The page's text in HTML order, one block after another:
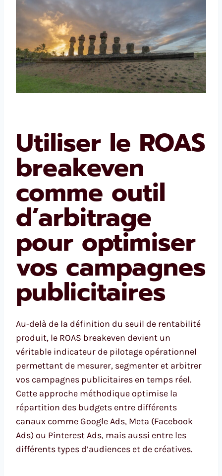
Utiliser le ROAS
breakeven
comme outil
d’arbitrage
pour optimiser
vos campagnes
publicitaires
Au-delà de la définition du seuil de rentabilité
produit, le ROAS breakeven devient un
véritable indicateur de pilotage opérationnel
permettant de mesurer, segmenter et arbitrer
vos campagnes publicitaires en temps réel.
Cette approche méthodique optimise la
répartition des budgets entre différents
canaux comme Google Ads, Meta (Facebook
Ads) ou Pinterest Ads, mais aussi entre les
différents types d’audiences et de créatives.